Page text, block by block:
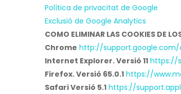
Política de privacitat de Google
Exclusió de Google Analytics
COMO ELIMINAR LAS COOKIES DE
Chrome http://
Internet Explorer. Versió 11 https://
Firefox. Versió 65.0.1 https://
Safari Versió 5.1 https://